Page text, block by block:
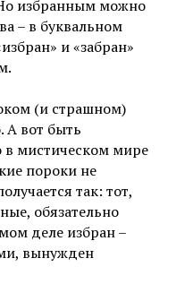
избранным можно
– в буквальном
и «забран»
(и страшном)
А вот быть
в мистическом мире
пороки не
так: тот,
обязательно
деле избран –
вынужден